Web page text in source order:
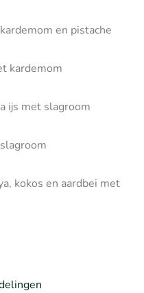
en pistache
kardemom
ijs met slagroom
kokos en aardbei met